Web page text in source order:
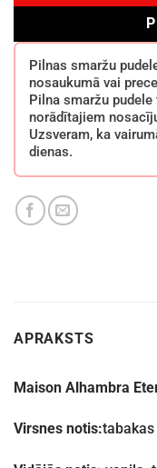
Pilnas smaržu
nosaukumā vai
Pilna smaržu
norādītajiem
Uzsveram, ka
dienas.
APRAKSTS
Maison Alhambra
Virsnes notis: